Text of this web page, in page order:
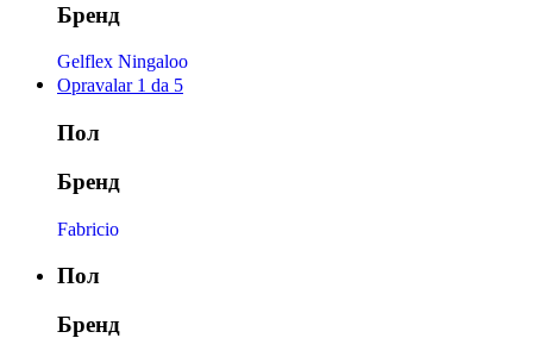
Бренд
Gelflex Ningaloo
Opravalar 1 da 5
Пол
Бренд
Fabricio
Пол
Бренд